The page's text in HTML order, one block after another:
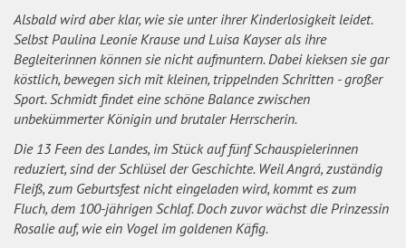
Alsbald wird aber klar, wie sie unter ihrer Kinderlosigkeit leidet.
Selbst Paulina Leonie Krause und Luisa Kayser als ihre
Begleiterinnen können sie nicht aufmuntern. Dabei kieksen sie gar
köstlich, bewegen sich mit kleinen, trippelnden Schritten - großer
Sport. Schmidt findet eine schöne Balance zwischen
unbekümmerter Königin und brutaler Herrscherin.
Die 13 Feen des Landes, im Stück auf fünf Schauspielerinnen
reduziert, sind der Schlüsel der Geschichte. Weil Angrá, zuständig
Fleiß, zum Geburtsfest nicht eingeladen wird, kommt es zum
Fluch, dem 100-jährigen Schlaf. Doch zuvor wächst die Prinzessin
Rosalie auf, wie ein Vogel im goldenen Käfig.